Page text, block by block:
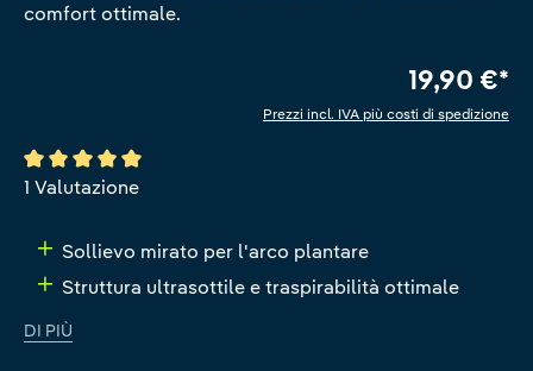
comfort ottimale.
19,90 €*
Prezzi incl. IVA più costi di spedizione
Valutazione media di 5 su 5 stelle
1 Valutazione
Sollievo mirato per l'arco plantare
Struttura ultrasottile e traspirabilità ottimale
DI PIÙ